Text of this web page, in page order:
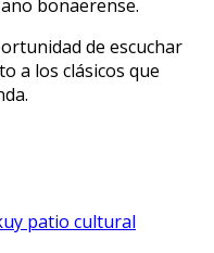
bonaerense.
de escuchar
a los clásicos que
patio cultural